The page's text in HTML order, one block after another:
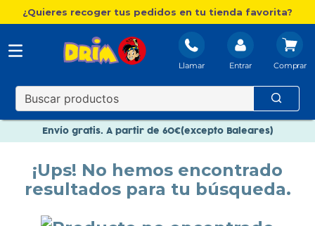
¿Quieres recoger tus pedidos en tu tienda favorita?
Llamar Entrar
Envío gratis. A partir de 60€(excepto Baleares)
Nuevo catálogo Aire Libre
Paga en 3 plazos sin intereses
¡Ups! No hemos encontrado
resultados para tu búsqueda.